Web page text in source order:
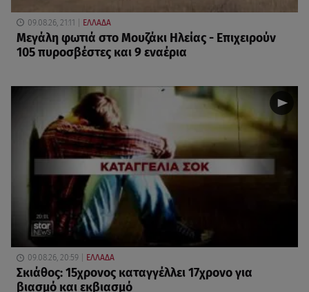
09.08.26, 21:11 ΕΛΛΑΔΑ
Μεγάλη φωτιά στο Μουζάκι Ηλείας - Επιχειρούν
105 πυροσβέστες και 9 εναέρια
09.08.26, 20:59 ΕΛΛΑΔΑ
Σκιάθος: 15χρονος καταγγέλλει 17χρονο για
βιασμό και εκβιασμό